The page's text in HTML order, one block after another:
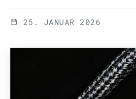
25. JANUAR 2026